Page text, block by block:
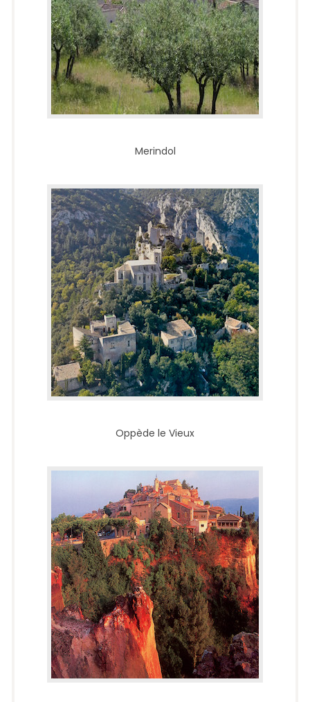
Merindol
Oppède le Vieux